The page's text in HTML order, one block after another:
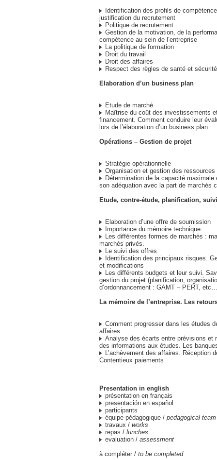
Identification des profils de
justification du recrutement
Politique de recrutement
Gestion de la motivation, de la
compétence au sein de l’entreprise
La politique de formation
Droit du travail
Droit des affaires
Respect des règles de santé et
Elaboration d’un business plan
Etude de marché
Maîtrise du coût des investissements
financement. Comment conduire leur
lors de l’élaboration d’un business plan.
Opérations – Gestion de projet
Stratégie opérationnelle
Organisation et gestion des ressources
Détermination de la capacité maximale
son adéquation avec la part de marchés
Etude, contre-étude, planification,
Elaboration d’une offre de soumission
Importance du mémoire technique
Les différentes formes de marchés :
marchés privés.
Le suivi des offres
Identification des principaux risques.
et modifications
Les différents budgets et leur suivi.
gestion du projet (planification,
d’ordonnancement : GAMT – PERT,
La mémoire de l’entreprise. Les
Comment progresser dans les études
affaires
Analyse des écarts entre prévisions et
des informations aux études. Les
L’achèvement des affaires. Réception
Contentieux paiements
Presentation in english
présentation en français
presentación en español
participants
équipe pédagogique / pedagogical team
travaux / works
repas / lunches
evaluation / assessment
à compléter / to be completed